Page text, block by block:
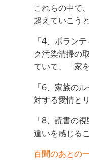
これらの中で
超えていこう
「4、ボラン
ク汚染清掃の
ていて、「家
「6、家族の
対する愛情と
「8、読書の
違いを感じる
百聞のあとの